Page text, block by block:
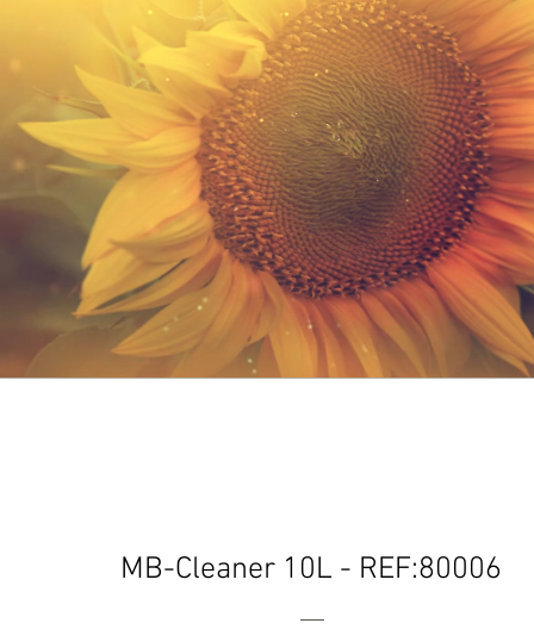
MB-Cleaner 10L - REF:80006